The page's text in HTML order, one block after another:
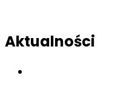
Aktualności